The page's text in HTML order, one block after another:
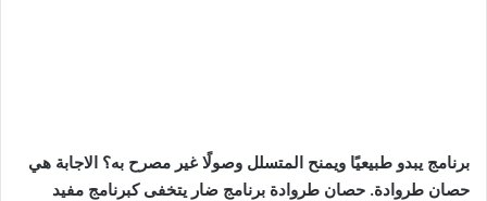
برنامج يبدو طبيعيًا ويمنح المتسلل وصولًا غير مصرح به؟ الاجابة هي
حصان طروادة. حصان طروادة برنامج ضار يتخفى كبرنامج مفيد